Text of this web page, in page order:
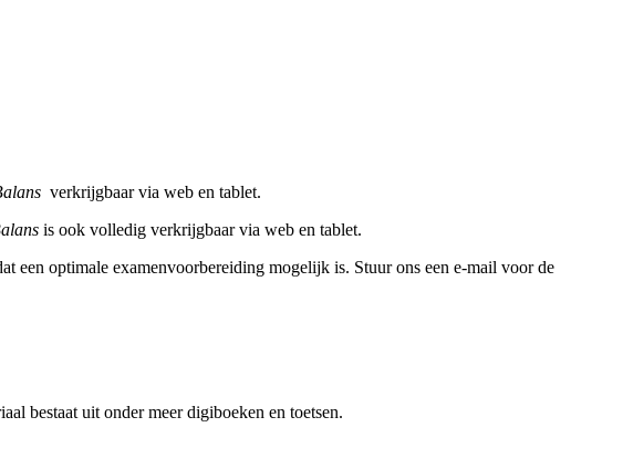
verkrijgbaar via web en tablet.
is ook volledig verkrijgbaar via web en tablet.
een optimale examenvoorbereiding mogelijk is. Stuur ons een e-mail voor de
bestaat uit onder meer digiboeken en toetsen.